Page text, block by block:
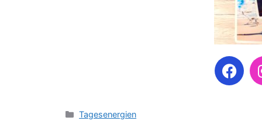
Tagesenergien